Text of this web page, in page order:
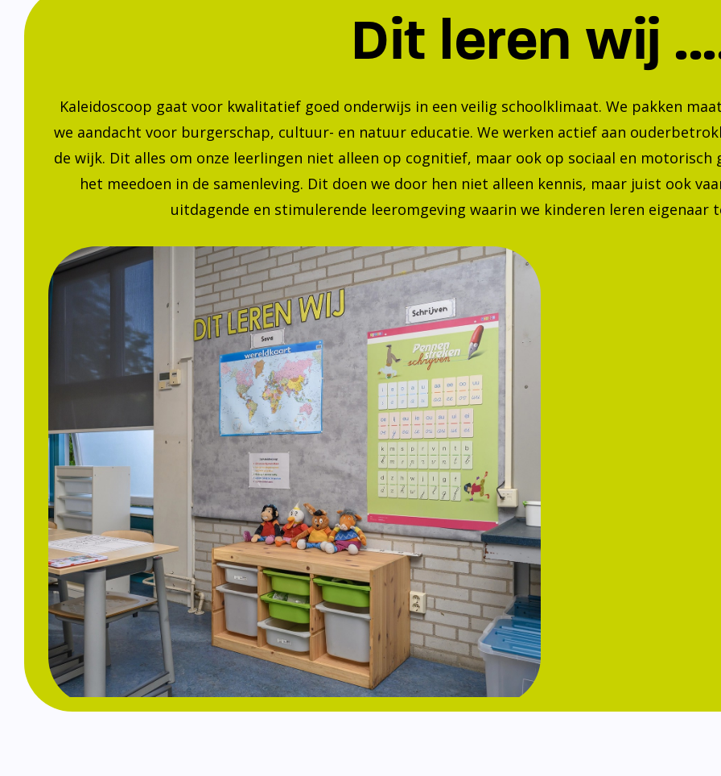
Dit leren wij
Kaleidoscoop gaat voor kwalitatief goed onderwijs in een veilig schoolklimaat. We pakken
we aandacht voor burgerschap, cultuur- en natuur educatie. We werken actief aan
de wijk. Dit alles om onze leerlingen niet alleen op cognitief, maar ook op sociaal en
het meedoen in de samenleving. Dit doen we door hen niet alleen kennis, maar juist ook
uitdagende en stimulerende leeromgeving waarin we kinderen leren eigenaar